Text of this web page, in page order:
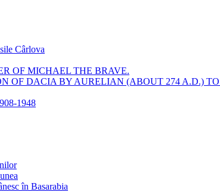
Cârlova
OF MICHAEL THE BRAVE.
OF DACIA BY AURELIAN (ABOUT 274 A.D.)
1948
în Basarabia